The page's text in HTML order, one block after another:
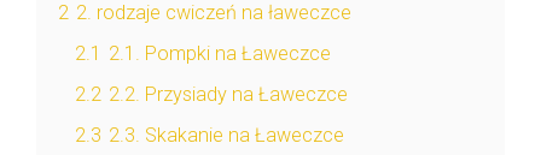
2 2. rodzaje cwiczeń na ławeczce
2.1 2.1. Pompki na Ławeczce
2.2 2.2. Przysiady na Ławeczce
2.3 2.3. Skakanie na Ławeczce